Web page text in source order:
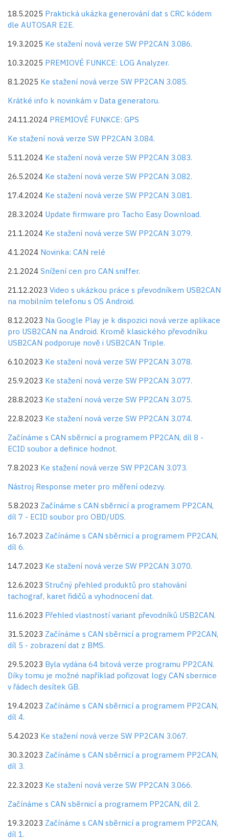
18.5.2025 Praktická ukázka generování dat s CRC kódem
dle AUTOSAR E2E.
19.3.2025 Ke stažení nová verze SW PP2CAN 3.086.
10.3.2025 PREMIOVÉ FUNKCE: LOG Analyzer.
8.1.2025 Ke stažení nová verze SW PP2CAN 3.085.
Krátké info k novinkám v Data generatoru.
24.11.2024 PREMIOVÉ FUNKCE: GPS
Ke stažení nová verze SW PP2CAN 3.084.
5.11.2024 Ke stažení nová verze SW PP2CAN 3.083.
26.5.2024 Ke stažení nová verze SW PP2CAN 3.082.
17.4.2024 Ke stažení nová verze SW PP2CAN 3.081.
28.3.2024 Update firmware pro Tacho Easy Download.
21.1.2024 Ke stažení nová verze SW PP2CAN 3.079.
4.1.2024 Novinka: CAN relé
2.1.2024 Snížení cen pro CAN sniffer.
21.12.2023 Video s ukázkou práce s převodníkem USB2CAN
na mobilním telefonu s OS Android.
8.12.2023 Na Google Play je k dispozici nová verze aplikace
pro USB2CAN na Android. Kromě klasického převodníku
USB2CAN podporuje nově i USB2CAN Triple.
6.10.2023 Ke stažení nová verze SW PP2CAN 3.078.
25.9.2023 Ke stažení nová verze SW PP2CAN 3.077.
28.8.2023 Ke stažení nová verze SW PP2CAN 3.075.
22.8.2023 Ke stažení nová verze SW PP2CAN 3.074.
Začínáme s CAN sběrnicí a programem PP2CAN, díl 8 -
ECID soubor a definice hodnot.
7.8.2023 Ke stažení nová verze SW PP2CAN 3.073.
Nástroj Response meter pro měření odezvy.
5.8.2023 Začínáme s CAN sběrnicí a programem PP2CAN,
díl 7 - ECID soubor pro OBD/UDS.
16.7.2023 Začínáme s CAN sběrnicí a programem PP2CAN,
díl 6.
14.7.2023 Ke stažení nová verze SW PP2CAN 3.070.
12.6.2023 Stručný přehled produktů pro stahování
tachograf, karet řidičů a vyhodnocení dat.
11.6.2023 Přehled vlastností variant převodníků USB2CAN.
31.5.2023 Začínáme s CAN sběrnicí a programem PP2CAN,
díl 5 - zobrazení dat z BMS.
29.5.2023 Byla vydána 64 bitová verze programu PP2CAN.
Díky tomu je možné například pořizovat logy CAN sbernice
v řádech desítek GB.
19.4.2023 Začínáme s CAN sběrnicí a programem PP2CAN,
díl 4.
5.4.2023 Ke stažení nová verze SW PP2CAN 3.067.
30.3.2023 Začínáme s CAN sběrnicí a programem PP2CAN,
díl 3.
22.3.2023 Ke stažení nová verze SW PP2CAN 3.066.
Začínáme s CAN sběrnicí a programem PP2CAN, díl 2.
19.3.2023 Začínáme s CAN sběrnicí a programem PP2CAN,
díl 1.